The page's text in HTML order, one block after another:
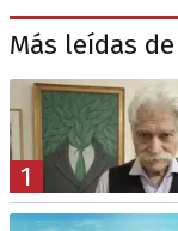
Más leídas
1